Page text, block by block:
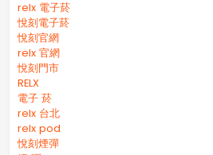
relx 電子菸
悅刻電子菸
悅刻官網
relx 官網
悅刻門市
RELX
電子 菸
relx 台北
relx pod
悅刻煙彈